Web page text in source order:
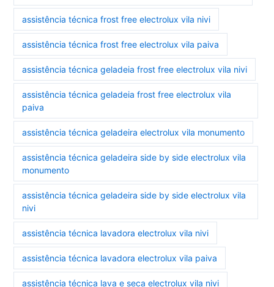
assistência técnica frost free electrolux vila nivi
assistência técnica frost free electrolux vila paiva
assistência técnica geladeia frost free electrolux vila nivi
assistência técnica geladeia frost free electrolux vila
paiva
assistência técnica geladeira electrolux vila monumento
assistência técnica geladeira side by side electrolux vila
monumento
assistência técnica geladeira side by side electrolux vila
nivi
assistência técnica lavadora electrolux vila nivi
assistência técnica lavadora electrolux vila paiva
assistência técnica lava e seca electrolux vila nivi